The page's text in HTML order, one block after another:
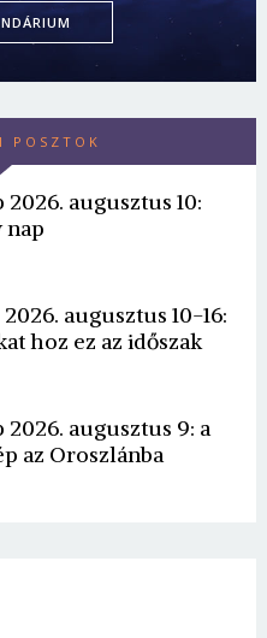
POSZTOK
augusztus 10:
nap
augusztus 10-16:
hoz ez az időszak
augusztus 9: a
az Oroszlánba